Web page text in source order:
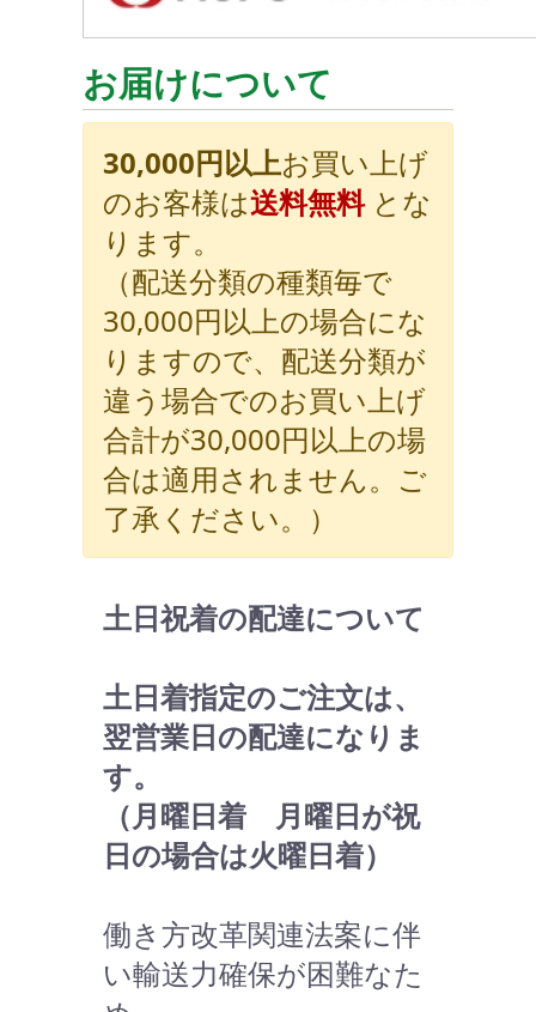
お届けについて
30,000円以上お買い上げ
のお客様は送料無料とな
ります。
（配送分類の種類毎で
30,000円以上の場合にな
りますので、配送分類が
違う場合でのお買い上げ
合計が30,000円以上の場
合は適用されません。ご
了承ください。）
土日祝着の配達について
土日着指定のご注文は、
翌営業日の配達になりま
す。
（月曜日着 月曜日が祝
日の場合は火曜日着）
働き方改革関連法案に伴
い輸送力確保が困難なた